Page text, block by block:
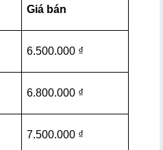
Giá bán
6.500.000 ₫
6.800.000 ₫
7.500.000 ₫